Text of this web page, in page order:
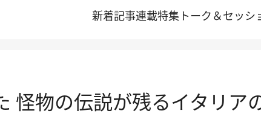
新着記事連載特集 トーク＆セッシ
怪物の伝説が残るイタリア